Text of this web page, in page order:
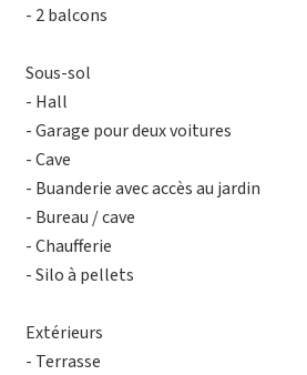
- 2 balcons
Sous-sol
- Hall
- Garage pour deux voitures
- Cave
- Buanderie avec accès au jardin
- Bureau / cave
- Chaufferie
- Silo à pellets
Extérieurs
- Terrasse